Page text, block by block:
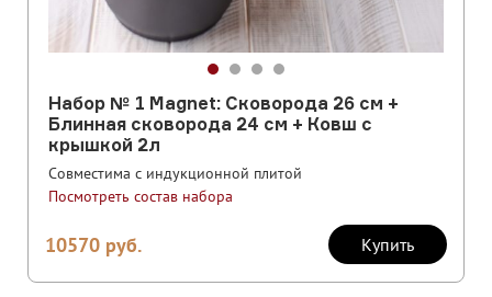
Набор № 1 Magnet: Сковорода 26 см +
Блинная сковорода 24 см + Ковш с
крышкой 2л
Совместима с индукционной плитой
10570 руб.
Посмотреть состав набора
Купить